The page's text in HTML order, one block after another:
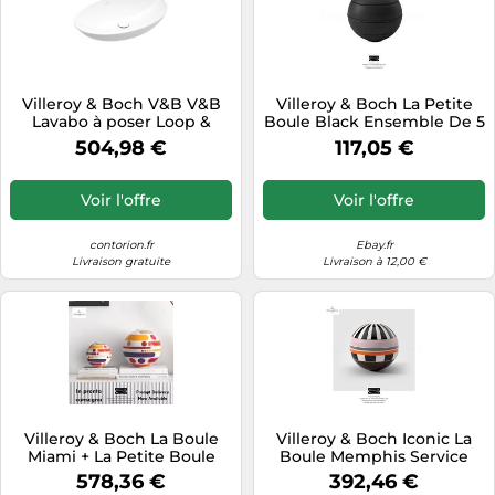
Villeroy & Boch V&B V&B
Lavabo à poser Loop &
Friends 62x42 cm, avec
trop-plein, couleur bleue
Quantité:1
504,98 €
Voir l'offre
contorion.fr
Livraison gratuite
Villeroy & Boch La Petite
Boule Black Ensemble De 5
Assiettes 14 x 14 Cm
117,05 €
Voir l'offre
Ebay.fr
Livraison à 12,00 €
Villeroy & Boch La Boule
Miami + La Petite Boule
Miami 14 x 14 cm - Set Piatti
578,36 €
Villeroy & Boch Iconic La
Boule Memphis Service
Assiettes Noir 7 pièces
392,46 €